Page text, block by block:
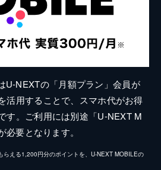
U-NEXTの「月額プラン」会員が
活用することで、スマホ代がお得
す。ご利用には別途「U-NEXT M
要となります。
らえる1,200円分のポイントを、U-NEXT MOBILEの